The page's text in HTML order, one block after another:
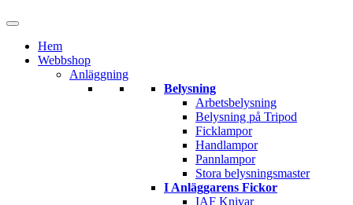
Hem
Webbshop
Anläggning
Belysning
Arbetsbelysning
Belysning på Tripod
Ficklampor
Handlampor
Pannlampor
Stora belysningsmaster
I Anläggarens Fickor
IAF Knivar